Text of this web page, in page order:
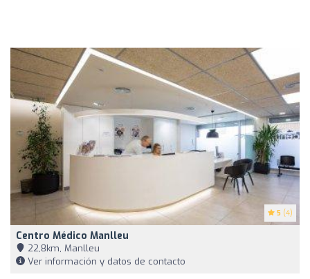
5 (4)
Centro Médico Manlleu
22,8km, Manlleu
Ver información y datos de contacto